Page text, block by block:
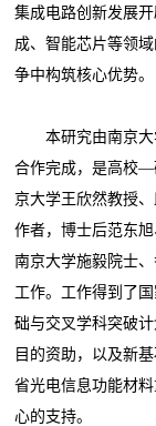
集成电路创新发展
成、智能芯片等领
争中构筑核心优势。
本研究由南京大
合作完成，是高校
京大学王欣然教授
作者，博士后范东
南京大学施毅院士
工作。工作得到了
础与交叉学科突破
目的资助，以及新
省光电信息功能材
心的支持。